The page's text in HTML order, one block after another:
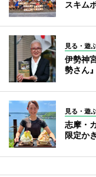
スキム
見る・遊
伊勢神
勢さん
見る・遊
志摩・
限定か